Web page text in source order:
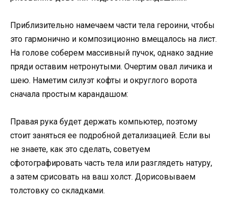
Приблизительно намечаем части тела героини, чтобы
это гармонично и композиционно вмещалось на лист.
На голове соберем массивный пучок, однако задние
пряди оставим нетронутыми. Очертим овал личика и
шею. Наметим силуэт кофты и округлого ворота
сначала простым карандашом:
Правая рука будет держать компьютер, поэтому
стоит заняться ее подробной детализацией. Если вы
не знаете, как это сделать, советуем
сфотографировать часть тела или разглядеть натуру,
а затем срисовать на ваш холст. Дорисовываем
толстовку со складками.